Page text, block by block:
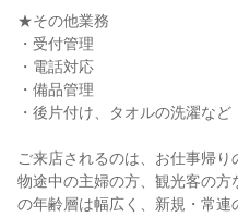
★その他業務
・受付管理
・電話対応
・備品管理
・後片付け、タオルの洗濯など
ご来店されるのは、お仕事帰
物途中の主婦の方、観光客の
の年齢層は幅広く、新規・常